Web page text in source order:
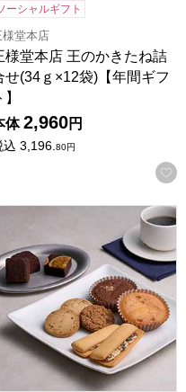
入りに登録する
ーシャルギフト
様堂本店
様堂本店 王のかきたね詰
せ(34ｇ×12袋)【年間ギフ
】
体 2,960円
込 3,196. 80円
こし)×2 さつま大納言×5)
テルオークラスイーツギ